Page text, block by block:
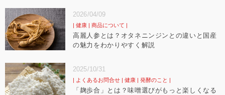
2026/04/09
健康 商品について
高麗人参とは？オタネニンジンとの違いと国産
の魅力をわかりやすく解説
2025/10/31
よくあるお問合せ 健康 発酵のこと
「麹歩合」とは？味噌選びがもっと楽しくなる